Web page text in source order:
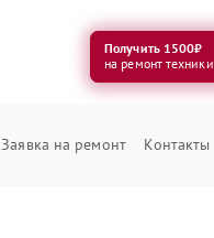
Получить 1500₽
на ремонт техники
Заявка на ремонт Контакты